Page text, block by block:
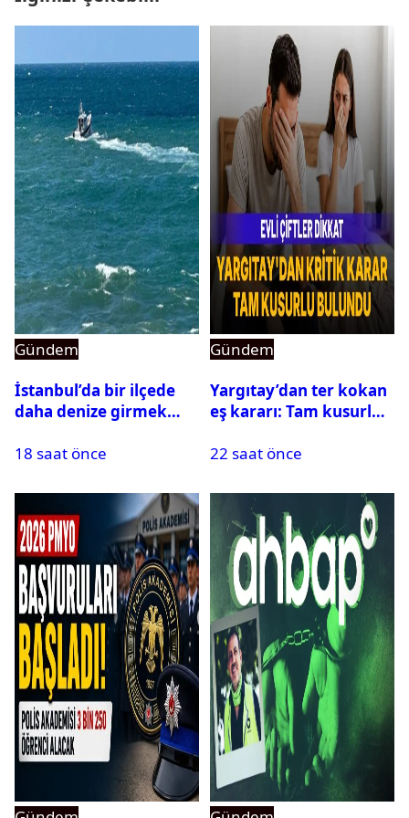
Gündem
İstanbul’da bir ilçede
daha denize girmek
18 saat önce
Gündem
Yargıtay’dan ter kokan
eş kararı: Tam kusurlu
22 saat önce